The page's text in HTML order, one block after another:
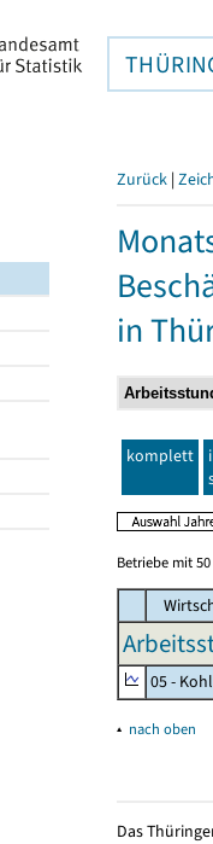
Zurück |
in
komplett
Betriebe mit
05 -
▴ nach oben
Das